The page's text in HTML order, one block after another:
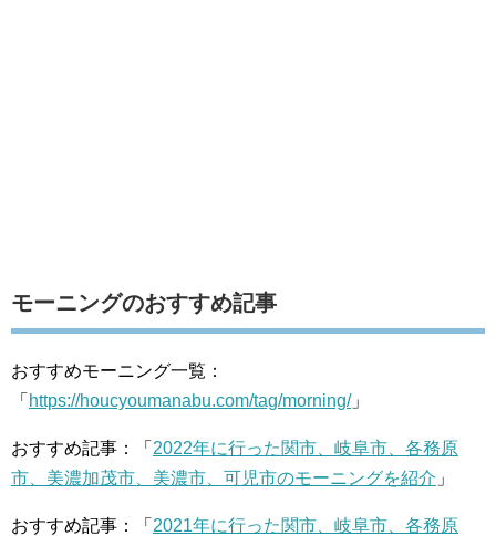
モーニングのおすすめ記事
おすすめモーニング一覧：
「 https://houcyoumanabu.com/tag/morning/」
おすすめ記事：「 2022年に行った関市、岐阜市、各務原
市、美濃加茂市、美濃市、可児市のモーニングを紹介 」
おすすめ記事：「 2021年に行った関市、岐阜市、各務原